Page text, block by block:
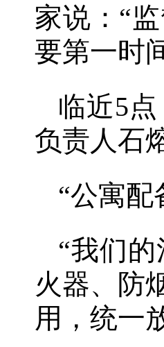
家说：“
要第一时
临近5
负责人石
“公寓
“我们
火器、防
用，统一